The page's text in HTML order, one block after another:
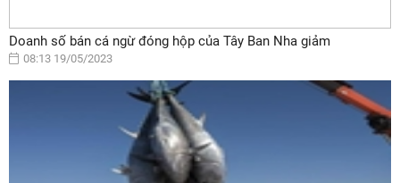
Doanh số bán cá ngừ đóng hộp của Tây Ban Nha giảm
08:13 19/05/2023